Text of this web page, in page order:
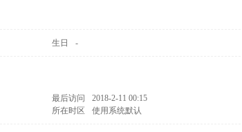
生日 -
最后访问 2018-2-11 00:15
所在时区 使用系统默认